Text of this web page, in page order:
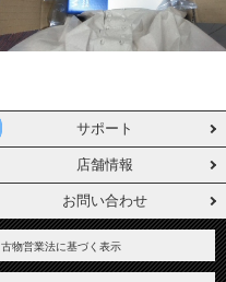
サポート
店舗情報
お問い合わせ
古物営業法に基づく表示